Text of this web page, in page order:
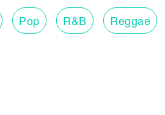
Pop R&B Reggae